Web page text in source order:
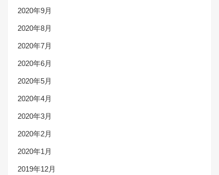
2020年9月
2020年8月
2020年7月
2020年6月
2020年5月
2020年4月
2020年3月
2020年2月
2020年1月
2019年12月